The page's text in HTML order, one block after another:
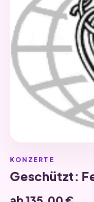
KONZERTE
Geschützt: